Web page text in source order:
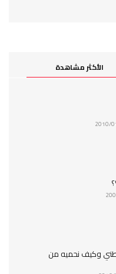
الأكثر مشاهدة
وكيف نحميه من